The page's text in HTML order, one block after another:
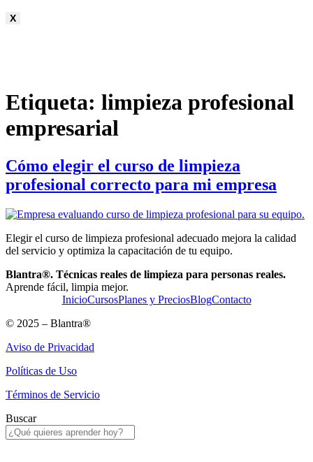
X
Etiqueta: limpieza profesional
empresarial
Cómo elegir el curso de limpieza
profesional correcto para mi empresa
Elegir el curso de limpieza profesional adecuado mejora la calidad
del servicio y optimiza la capacitación de tu equipo.
Blantra®. Técnicas reales de limpieza para personas reales.
Aprende fácil, limpia mejor.
InicioCursosPlanes y PreciosBlogContacto
© 2025 – Blantra®
Aviso de Privacidad
Políticas de Uso
Términos de Servicio
Buscar